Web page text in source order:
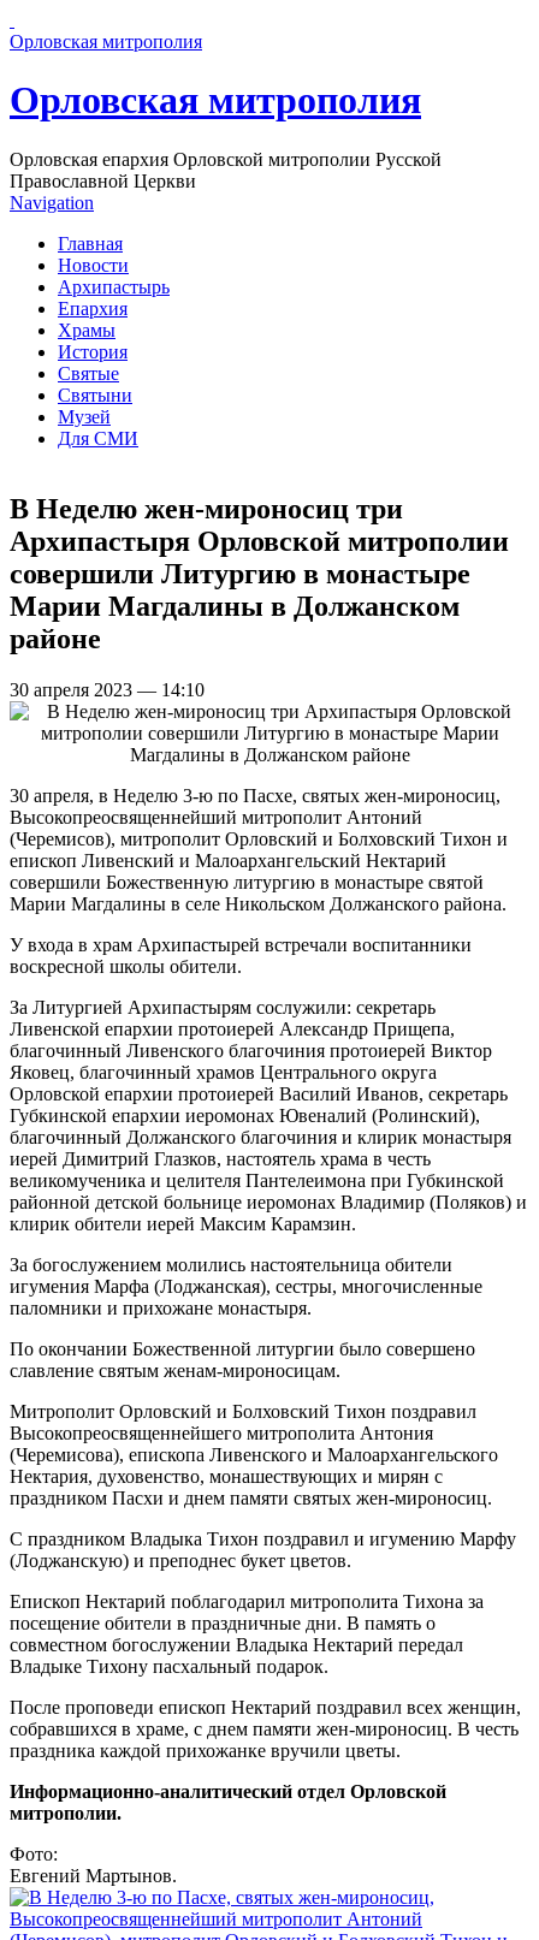
Орловская митрополия
Орловская митрополия
Орловская епархия Орловской митрополии Русской
Православной Церкви
Navigation
Главная
Новости
Архипастырь
Епархия
Храмы
История
Святые
Святыни
Музей
Для СМИ
В Неделю жен-мироносиц три
Архипастыря Орловской митрополии
совершили Литургию в монастыре
Марии Магдалины в Должанском
районе
30 апреля 2023 — 14:10
30 апреля, в Неделю 3-ю по Пасхе, святых жен-мироносиц,
Высокопреосвященнейший митрополит Антоний
(Черемисов), митрополит Орловский и Болховский Тихон и
епископ Ливенский и Малоархангельский Нектарий
совершили Божественную литургию в монастыре святой
Марии Магдалины в селе Никольском Должанского района.
У входа в храм Архипастырей встречали воспитанники
воскресной школы обители.
За Литургией Архипастырям сослужили: секретарь
Ливенской епархии протоиерей Александр Прищепа,
благочинный Ливенского благочиния протоиерей Виктор
Яковец, благочинный храмов Центрального округа
Орловской епархии протоиерей Василий Иванов, секретарь
Губкинской епархии иеромонах Ювеналий (Ролинский),
благочинный Должанского благочиния и клирик монастыря
иерей Димитрий Глазков, настоятель храма в честь
великомученика и целителя Пантелеимона при Губкинской
районной детской больнице иеромонах Владимир (Поляков) и
клирик обители иерей Максим Карамзин.
За богослужением молились настоятельница обители
игумения Марфа (Лоджанская), сестры, многочисленные
паломники и прихожане монастыря.
По окончании Божественной литургии было совершено
славление святым женам-мироносицам.
Митрополит Орловский и Болховский Тихон поздравил
Высокопреосвященнейшего митрополита Антония
(Черемисова), епископа Ливенского и Малоархангельского
Нектария, духовенство, монашествующих и мирян с
праздником Пасхи и днем памяти святых жен-мироносиц.
С праздником Владыка Тихон поздравил и игумению Марфу
(Лоджанскую) и преподнес букет цветов.
Епископ Нектарий поблагодарил митрополита Тихона за
посещение обители в праздничные дни. В память о
совместном богослужении Владыка Нектарий передал
Владыке Тихону пасхальный подарок.
После проповеди епископ Нектарий поздравил всех женщин,
собравшихся в храме, с днем памяти жен-мироносиц. В честь
праздника каждой прихожанке вручили цветы.
Информационно-аналитический отдел Орловской
митрополии.
Фото:
Евгений Мартынов.